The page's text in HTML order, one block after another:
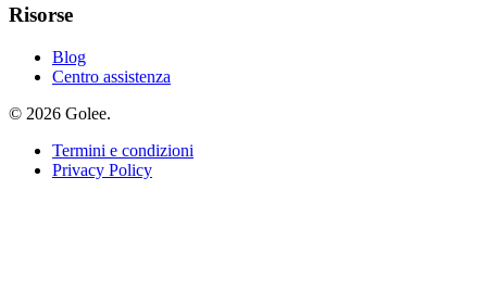
Risorse
Blog
Centro assistenza
© 2026 Golee.
Termini e condizioni
Privacy Policy